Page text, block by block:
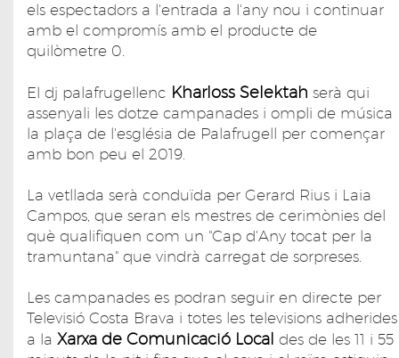
els espectadors a l'entrada a l'any nou i continuar
amb el compromís amb el producte de
quilòmetre 0.
El dj palafrugellenc Kharloss Selektah serà qui
assenyali les dotze campanades i ompli de música
la plaça de l'església de Palafrugell per començar
amb bon peu el 2019.
La vetllada serà conduïda per Gerard Rius i Laia
Campos, que seran els mestres de cerimònies del
què qualifiquen com un "Cap d'Any tocat per la
tramuntana" que vindrà carregat de sorpreses.
Les campanades es podran seguir en directe per
Televisió Costa Brava i totes les televisions adherides
a la Xarxa de Comunicació Local des de les 11 i 55